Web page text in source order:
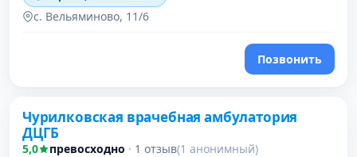
с. Вельяминово, 11/6
Позвонить
Чурилковская врачебная амбулатория
ДЦГБ
5,0 превосходно · 1 отзыв(1 анонимный)